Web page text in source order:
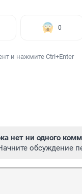
0
и нажмите Ctrl+Enter
нет ни одного
обсуждение